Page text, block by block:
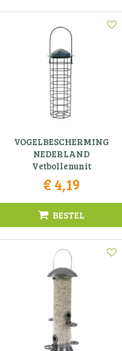
VOGELBESCHERMING
NEDERLAND
Vetbollenunit
€ 4,19
BESTEL